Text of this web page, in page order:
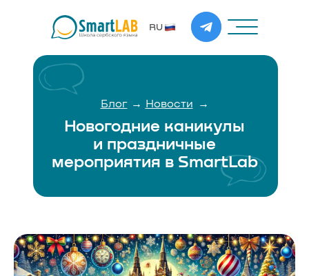
RU
Новогодние каникулы
и праздничные
мероприятия в SmartLab
Блог → Новости →